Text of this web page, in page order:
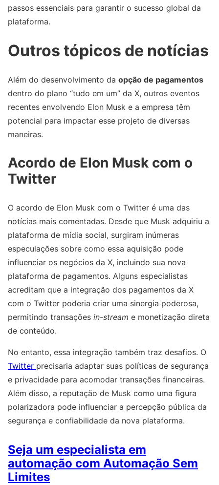
passos essenciais para garantir o sucesso global da
plataforma.
Outros tópicos de notícias
Além do desenvolvimento da opção de pagamentos
dentro do plano “tudo em um” da X, outros eventos
recentes envolvendo Elon Musk e a empresa têm
potencial para impactar esse projeto de diversas
maneiras.
Acordo de Elon Musk com o
Twitter
O acordo de Elon Musk com o Twitter é uma das
notícias mais comentadas. Desde que Musk adquiriu a
plataforma de mídia social, surgiram inúmeras
especulações sobre como essa aquisição pode
influenciar os negócios da X, incluindo sua nova
plataforma de pagamentos. Alguns especialistas
acreditam que a integração dos pagamentos da X
com o Twitter poderia criar uma sinergia poderosa,
permitindo transações in-stream e monetização direta
de conteúdo.
No entanto, essa integração também traz desafios. O
Twitter precisaria adaptar suas políticas de segurança
e privacidade para acomodar transações financeiras.
Além disso, a reputação de Musk como uma figura
polarizadora pode influenciar a percepção pública da
segurança e confiabilidade da nova plataforma.
Seja um especialista em
automação com Automação Sem
Limites